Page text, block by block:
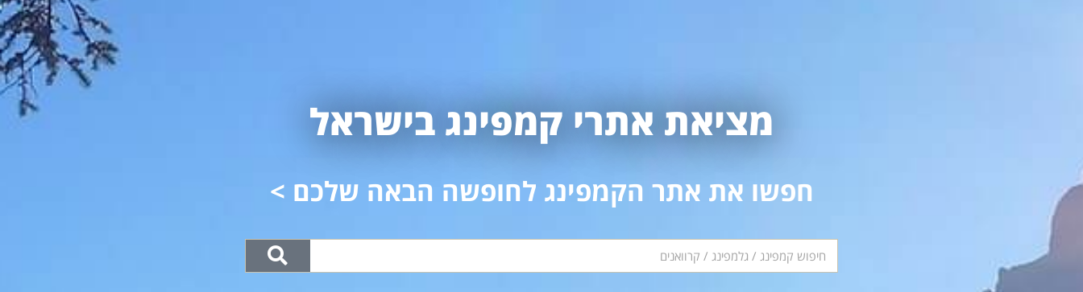
מציאת אתרי קמפינג בישראל
חפשו את אתר הקמפינג לחופשה הבאה שלכם >